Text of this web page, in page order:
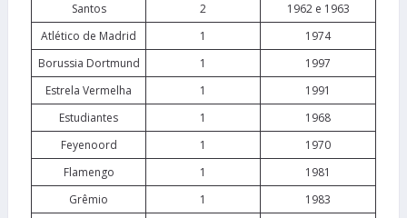
Santos
2
1962 e 1963
Atlético de Madrid
1
1974
Borussia Dortmund
1
1997
Estrela Vermelha
1
1991
Estudiantes
1
1968
Feyenoord
1
1970
Flamengo
1
1981
Grêmio
1
1983